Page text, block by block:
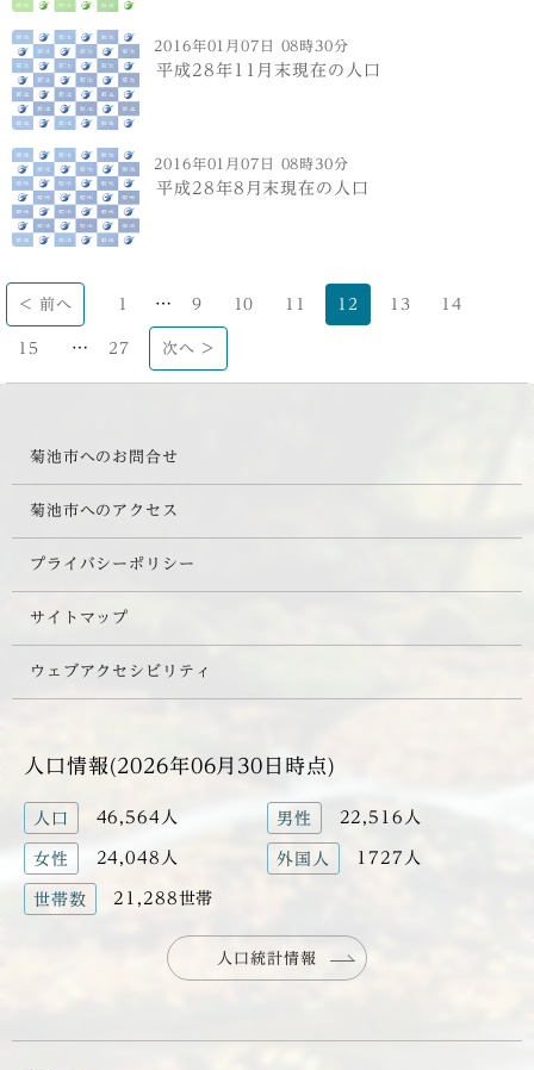
2016年01月07日 08時30分
平成28年11月末現在の人口
2016年01月07日 08時30分
平成28年8月末現在の人口
< 前へ 1 … 9 10 11 12 13 14
15 … 27 次へ >
菊池市へのお問合せ
菊池市へのアクセス
プライバシーポリシー
サイトマップ
ウェブアクセシビリティ
人口情報(2026年06月30日時点)
人口 46,564人 男性 22,516人
女性 24,048人 外国人 1727人
世帯数 21,288世帯
人口統計情報